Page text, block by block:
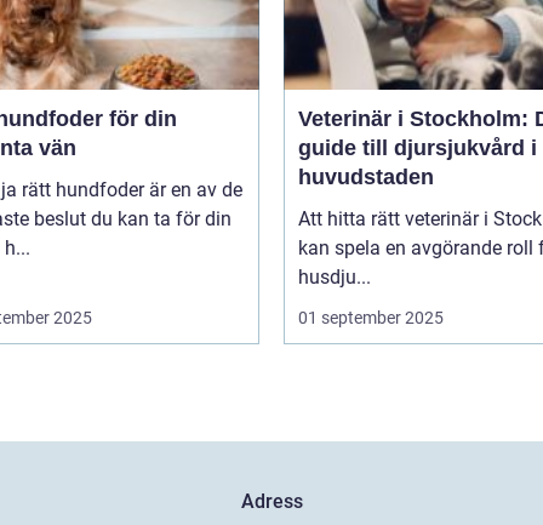
för din
vän
rätt hundfoder är en av de
beslut du kan ta för din
2025
Veterinär i Stockholm:
guide till djursjukvård i
huvudstaden
Att hitta rätt veterinär i
kan spela en avgörande roll
husdju...
01 september 2025
Adress